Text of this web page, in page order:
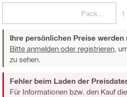
1
Ihre persönlichen Preise
Bitte anmelden oder registrieren,
zu sehen.
Fehler beim Laden der
Für Informationen bzw. den Kauf